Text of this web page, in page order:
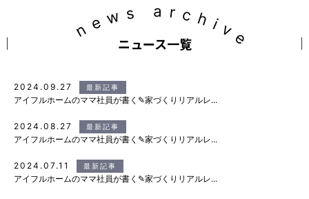
news archive
ニュース一覧
2024.09.27 最新記事
アイフルホームのママ社員が書く✎家づくりリアルレ...
2024.08.27 最新記事
アイフルホームのママ社員が書く✎家づくりリアルレ...
2024.07.11 最新記事
アイフルホームのママ社員が書く✎家づくりリアルレ...